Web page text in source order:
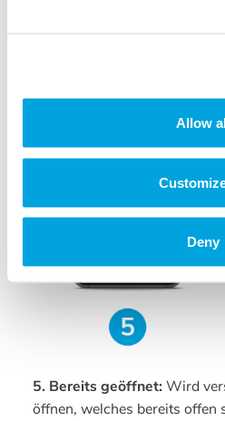
Allow
Deny
5. Bereits geöffnet: Wird
öffnen, welches bereits offen